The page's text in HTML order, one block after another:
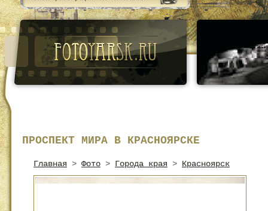
ПРОСПЕКТ МИРА В КРАСНОЯРСКЕ
Главная > Фото > Города края > Красноярск